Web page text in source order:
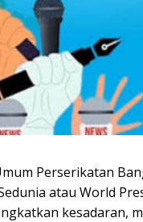
Perserikatan
atau World
kesadaran,